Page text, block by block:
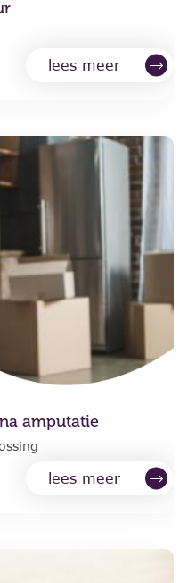
lees meer
amputatie
lees meer